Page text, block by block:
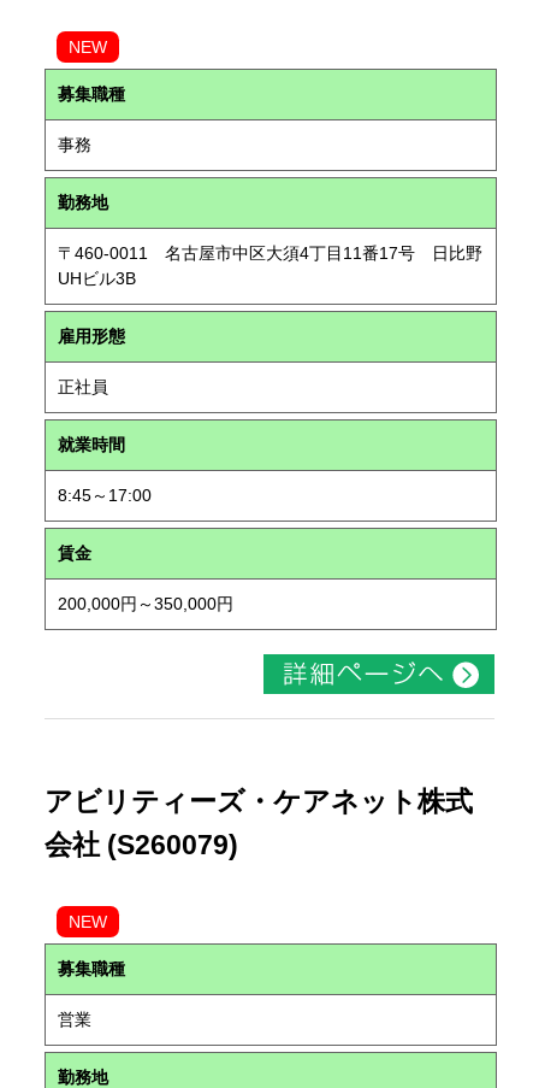
NEW
募集職種
事務
勤務地
〒460-0011 名古屋市中区大須4丁目11番17号 日比野
UHビル3B
雇用形態
正社員
就業時間
8:45～17:00
賃金
200,000円～350,000円
アビリティーズ・ケアネット株式
会社 (S260079)
NEW
募集職種
営業
勤務地